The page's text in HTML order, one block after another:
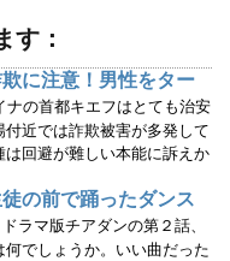
す：
に注意！男性をター
ナの首都キエフはとても治安
近では詐欺被害が多発して
回避が難しい本能に訴えか
の前で踊ったダンス
ドラマ版チアダンの第２話、
でしょうか。いい曲だった